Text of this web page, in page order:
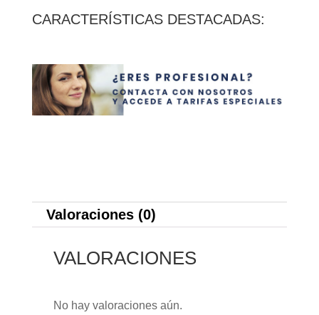
CARACTERÍSTICAS DESTACADAS:
Valoraciones (0)
VALORACIONES
No hay valoraciones aún.